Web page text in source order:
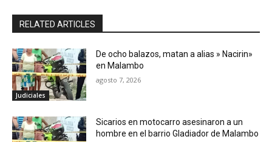
RELATED ARTICLES
Judiciales
De ocho balazos, matan a alias » Nacirin»
en Malambo
agosto 7, 2026
Sicarios en motocarro asesinaron a un
hombre en el barrio Gladiador de Malambo